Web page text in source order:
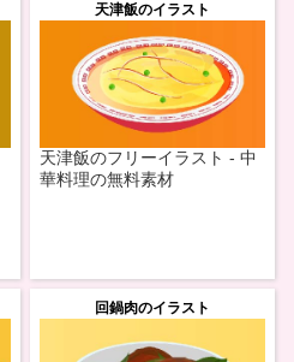
天津飯のイラスト
天津飯のフリーイラスト - 中
華料理の無料素材
回鍋肉のイラスト